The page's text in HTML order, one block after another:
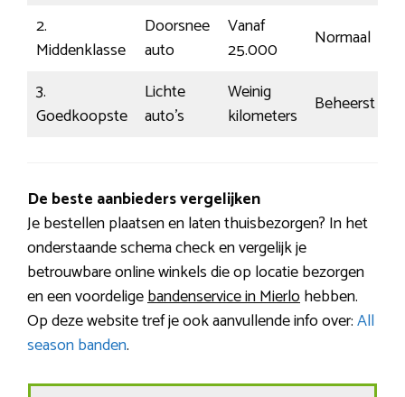
2.
Middenklasse
Doorsnee
auto
Vanaf
25.000
Normaal
3.
Goedkoopste
Lichte
auto’s
Weinig
kilometers
Beheerst
De beste aanbieders vergelijken
Je bestellen plaatsen en laten thuisbezorgen? In het
onderstaande schema check en vergelijk je
betrouwbare online winkels die op locatie bezorgen
en een voordeligebandenservice in Mierlohebben.
Op deze website tref je ook aanvullende info over:All
season banden.